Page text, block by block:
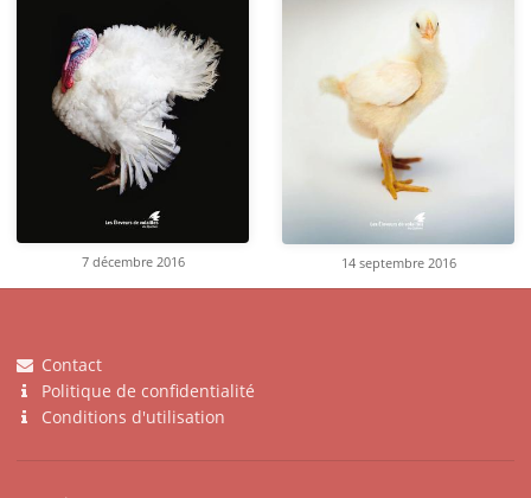
7 décembre 2016 14 septembre 2016
Contact
Politique de confidentialité
Conditions d'utilisation